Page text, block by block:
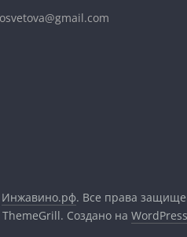
Инжавино.рф. Все права
ThemeGrill. Создано на WordPress